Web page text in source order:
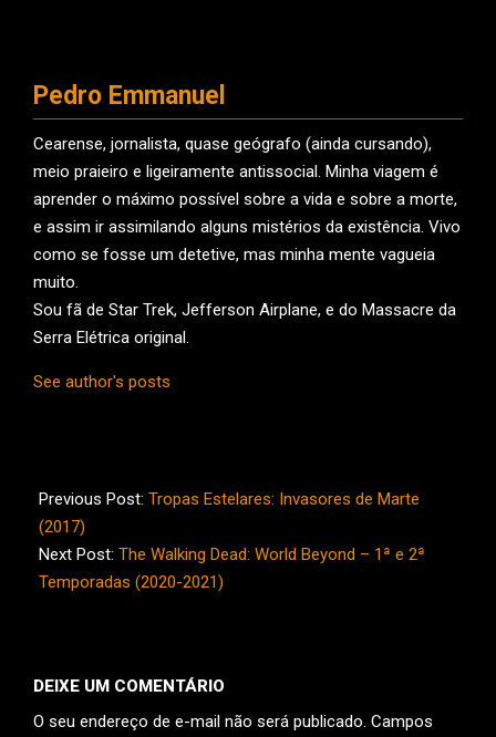
Pedro Emmanuel
Cearense, jornalista, quase geógrafo (ainda cursando),
meio praieiro e ligeiramente antissocial. Minha viagem é
aprender o máximo possível sobre a vida e sobre a morte,
e assim ir assimilando alguns mistérios da existência. Vivo
como se fosse um detetive, mas minha mente vagueia
muito.
Sou fã de Star Trek, Jefferson Airplane, e do Massacre da
Serra Elétrica original.
See author's posts
06-
13
Previous Post: Tropas Estelares: Invasores de Marte
(2017)
Next Post: The Walking Dead: World Beyond – 1ª e 2ª
Temporadas (2020-2021)
DEIXE UM COMENTÁRIO
O seu endereço de e-mail não será publicado. Campos